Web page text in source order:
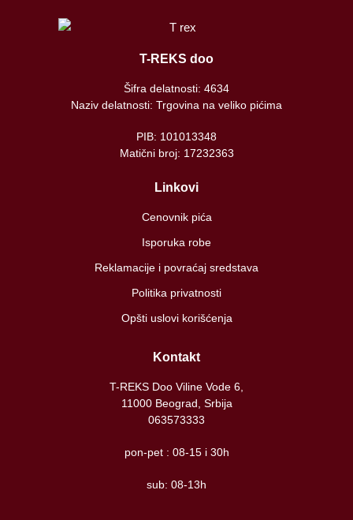
T-REKS doo
Šifra delatnosti: 4634
Naziv delatnosti: Trgovina na veliko pićima
PIB: 101013348
Matični broj: 17232363
Linkovi
Cenovnik pića
Isporuka robe
Reklamacije i povraćaj sredstava
Politika privatnosti
Opšti uslovi korišćenja
Kontakt
T-REKS Doo Viline Vode 6,
11000 Beograd, Srbija
063573333
pon-pet : 08-15 i 30h
sub: 08-13h